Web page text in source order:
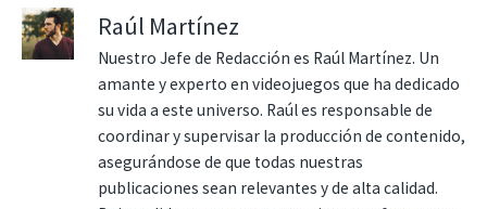
Raúl Martínez
Nuestro Jefe de Redacción es Raúl Martínez. Un
amante y experto en videojuegos que ha dedicado
su vida a este universo. Raúl es responsable de
coordinar y supervisar la producción de contenido,
asegurándose de que todas nuestras
publicaciones sean relevantes y de alta calidad.